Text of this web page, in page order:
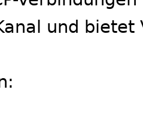
und bietet